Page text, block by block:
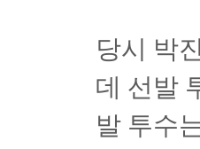
당시 박
데 선발
발 투수